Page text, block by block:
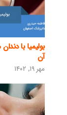
بولیمیا با
آن
مهر ۱۹, ۱۴۰۲